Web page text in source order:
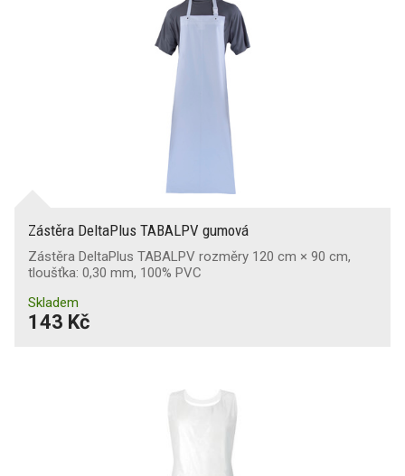
Zástěra DeltaPlus TABALPV gumová
Zástěra DeltaPlus TABALPV rozměry 120 cm × 90 cm,
tloušťka: 0,30 mm, 100% PVC
Skladem
143 Kč